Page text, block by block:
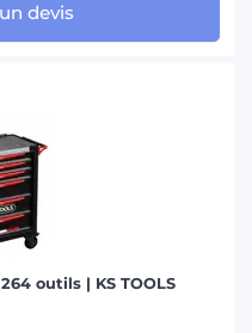
devis
outils | KS TOOLS